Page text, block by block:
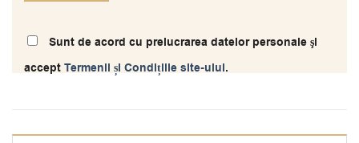
Sunt de acord cu prelucrarea datelor personale şi
acceptTermenii și Condițiile site-ului.